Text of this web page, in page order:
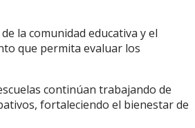
la comunidad educativa y el
que permita evaluar los
continúan trabajando de
fortaleciendo el bienestar de